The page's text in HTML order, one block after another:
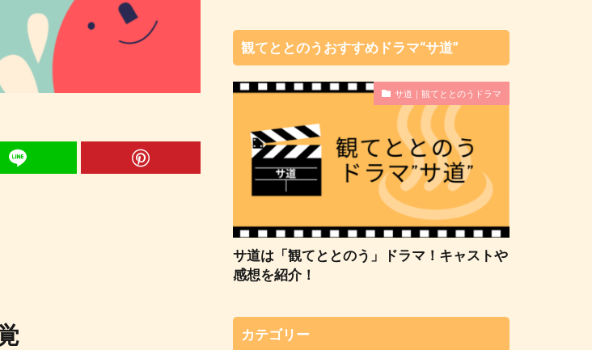
観てととのうおすすめドラマ“サ道”
サ道｜観てととのうドラマ
サ道は「観てととのう」ドラマ！キャストや
感想を紹介！
カテゴリー